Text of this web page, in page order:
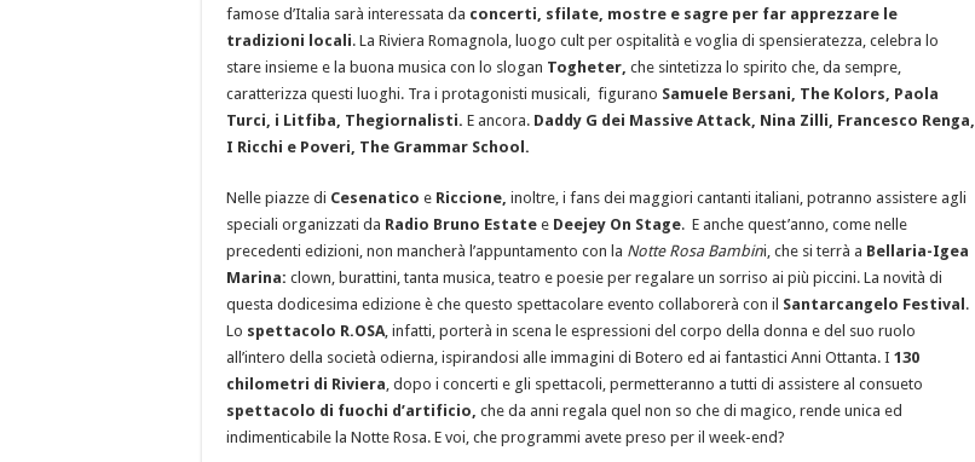
famose d’Italia sarà interessata da concerti, sfilate, mostre e sagre per far apprezzare le
tradizioni locali. La Riviera Romagnola, luogo cult per ospitalità e voglia di spensieratezza, celebra lo
stare insieme e la buona musica con lo slogan Togheter, che sintetizza lo spirito che, da sempre,
caratterizza questi luoghi. Tra i protagonisti musicali, figurano Samuele Bersani, The Kolors, Paola
Turci, i Litfiba, Thegiornalisti. E ancora. Daddy G dei Massive Attack, Nina Zilli, Francesco Renga,
I Ricchi e Poveri, The Grammar School.
Nelle piazze di Cesenatico e Riccione, inoltre, i fans dei maggiori cantanti italiani, potranno assistere agli
speciali organizzati da Radio Bruno Estate e Deejey On Stage. E anche quest’anno, come nelle
precedenti edizioni, non mancherà l’appuntamento con la Notte Rosa Bambini, che si terrà a Bellaria-Igea
Marina: clown, burattini, tanta musica, teatro e poesie per regalare un sorriso ai più piccini. La novità di
questa dodicesima edizione è che questo spettacolare evento collaborerà con il Santarcangelo Festival .
Lo spettacolo R.OSA, infatti, porterà in scena le espressioni del corpo della donna e del suo ruolo
all’intero della società odierna, ispirandosi alle immagini di Botero ed ai fantastici Anni Ottanta. I 130
chilometri di Riviera, dopo i concerti e gli spettacoli, permetteranno a tutti di assistere al consueto
spettacolo di fuochi d’artificio, che da anni regala quel non so che di magico, rende unica ed
indimenticabile la Notte Rosa. E voi, che programmi avete preso per il week-end?